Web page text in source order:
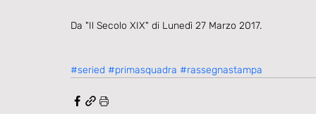
Da "Il Secolo XIX" di Lunedì 27 Marzo 2017.
#seried #primasquadra #rassegnastampa